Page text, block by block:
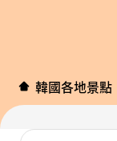
韓國各地景點